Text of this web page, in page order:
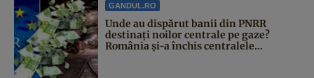
GANDUL.RO
Unde au dispărut banii din PNRR
destinați noilor centrale pe gaze?
România și-a închis centralele...